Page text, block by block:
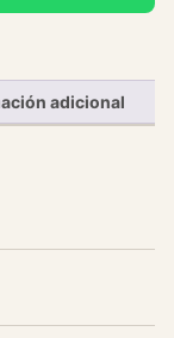
adicional